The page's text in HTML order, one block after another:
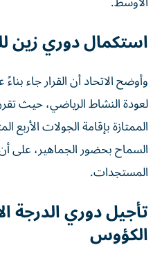
استكمال دوري زين
وأوضح الاتحاد أن القرار جاء
لعودة النشاط الرياضي، حيث
الممتازة بإقامة الجولات الأربع
السماح بحضور الجماهير، على
المستجدات.
تأجيل دوري الدرجة
الكؤوس